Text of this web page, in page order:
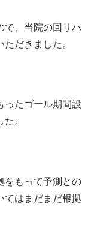
で、当院の回リハ
だきました。
ったゴール期間設
。
をもって予測との
てはまだまだ根拠